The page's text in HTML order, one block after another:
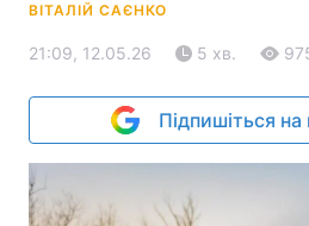
ВІТАЛІЙ САЄНКО
21:09, 12.05.26 5 хв.
Підпишіться